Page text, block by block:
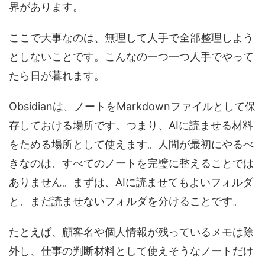
界があります。
ここで大事なのは、無理して人手で全部整理しよう
としないことです。こんなの一つ一つ人手でやって
たら日が暮れます。
Obsidianは、ノートをMarkdownファイルとして保
存しておける場所です。つまり、AIに読ませる材料
をためる場所として使えます。人間が最初にやるべ
きなのは、すべてのノートを完璧に整えることでは
ありません。まずは、AIに読ませてもよいフォルダ
と、まだ読ませないフォルダを分けることです。
たとえば、顧客名や個人情報が残っているメモは除
外し、仕事の判断材料として使えそうなノートだけ